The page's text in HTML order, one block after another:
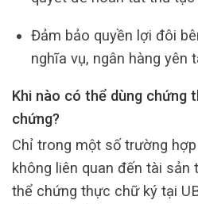
Đảm bảo quyền lợi đôi
nghĩa vụ, ngân hàng yên
Khi nào có thể dùng chứng
chứng?
Chỉ trong một số trường
không liên quan đến tài sản
thể chứng thực chữ ký tại